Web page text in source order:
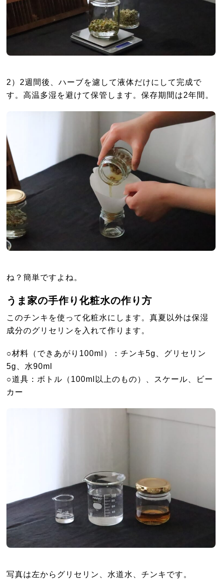
2）2週間後、ハーブを濾して液体だけにして完成で
す。高温多湿を避けて保管します。保存期間は2年間。
ね？簡単ですよね。
うま家の手作り化粧水の作り方
このチンキを使って化粧水にします。真夏以外は保湿
成分のグリセリンを入れて作ります。
○材料（できあがり100ml）：チンキ5g、グリセリン
5g、水90ml
○道具：ボトル（100ml以上のもの）、スケール、ビー
カー
写真は左からグリセリン、水道水、チンキです。